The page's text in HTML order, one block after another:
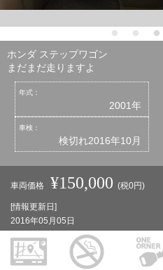
ホンダ ステップワゴン
まだまだ走りますよ
年式：
2001年
車検：
検切れ2016年10月
車両価格 ¥150,000(税0円)
[情報更新日]
2016年05月05日